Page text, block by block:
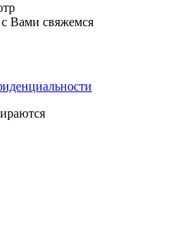
Вами свяжемся